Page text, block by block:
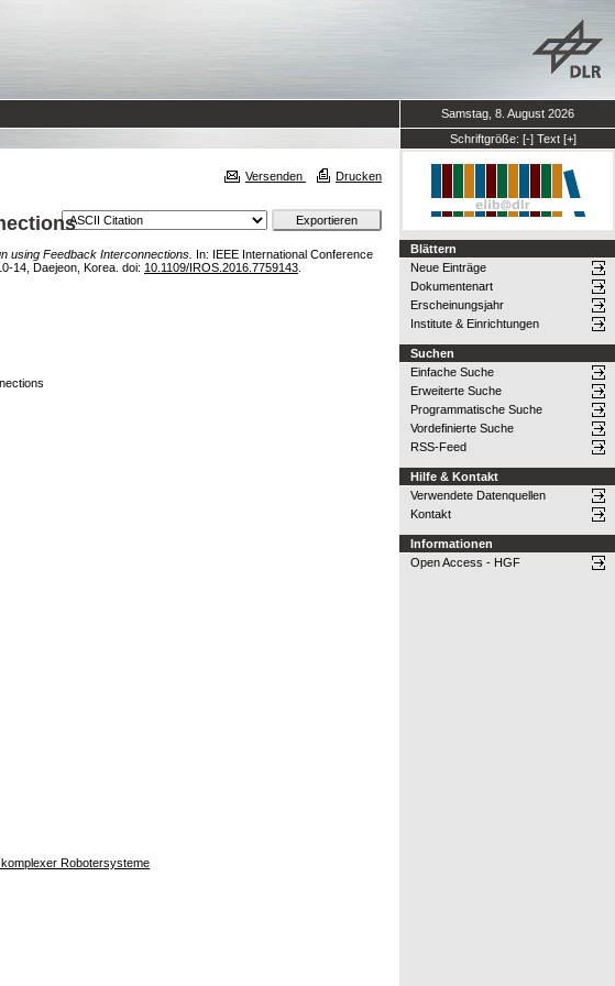
Samstag, 8. August 2026
Schriftgröße: [-] Text [+]
Versenden Drucken
using Feedback Interconnections. In: IEEE International Conference
14, Daejeon, Korea. doi: 10.1109/IROS.2016.7759143
Robotersysteme
Blättern
Neue Einträge
Dokumentenart
Erscheinungsjahr
Institute & Einrichtungen
Suchen
Einfache Suche
Erweiterte Suche
Programmatische Suche
Vordefinierte Suche
RSS-Feed
Hilfe & Kontakt
Verwendete Datenquellen
Kontakt
Informationen
Open Access - HGF